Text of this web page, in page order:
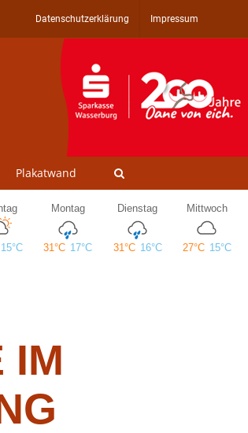
Datenschutzerklärung Impressum
Plakatwand
IM